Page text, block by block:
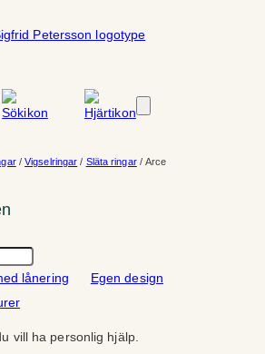
/Vigselringar / Släta ringar/ Arce
lånering
Egen design
vill ha personlig hjälp.